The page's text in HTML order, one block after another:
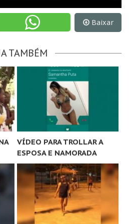
Baixar
TAMBÉM
VÍDEO PARA TROLLAR A
ESPOSA E NAMORADA